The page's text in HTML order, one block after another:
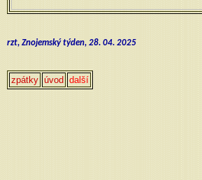
rzt, Znojemský týden, 28. 04. 2025
zpátky úvod další